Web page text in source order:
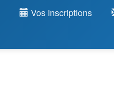
Vos inscriptions